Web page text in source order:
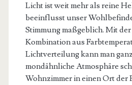
Licht ist weit mehr als reine
beeinflusst unser
Stimmung maßgeblich. Mit
Kombination aus
Lichtverteilung kann man
mondähnliche Atmosphäre
Wohnzimmer in einen Ort der